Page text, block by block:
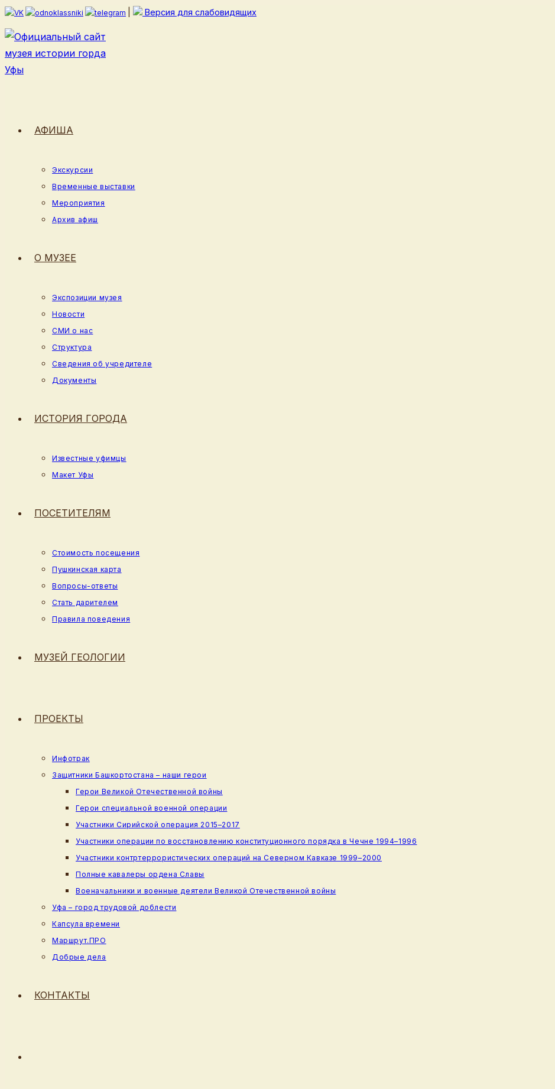
Перейти
к
содержимому
Версия для слабовидящих
АФИША
Экскурсии
Временные выставки
Мероприятия
Архив афиш
О МУЗЕЕ
Экспозиции музея
Новости
СМИ о нас
Структура
Сведения об учредителе
Документы
ИСТОРИЯ ГОРОДА
Известные уфимцы
Макет Уфы
ПОСЕТИТЕЛЯМ
Стоимость посещения
Пушкинская карта
Вопросы-ответы
Стать дарителем
Правила поведения
МУЗЕЙ ГЕОЛОГИИ
ПРОЕКТЫ
Инфотрак
Защитники Башкортостана – наши герои
Герои Великой Отечественной войны
Герои специальной военной операции
Участники Сирийской операция 2015–2017
Участники операции по восстановлению конституционного порядка в Чечне 1994–1996
Участники контртеррористических операций на Северном Кавказе 1999–2000
Полные кавалеры ордена Славы
Военачальники и военные деятели Великой Отечественной войны
Уфа – город трудовой доблести
Капсула времени
Маршрут.ПРО
Добрые дела
КОНТАКТЫ